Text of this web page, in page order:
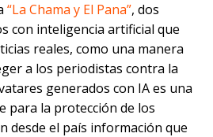
“La Chama y El Pana”, dos
con inteligencia artificial que
reales, como una manera
a los periodistas contra la
generados con IA es una
para la protección de los
desde el país información que